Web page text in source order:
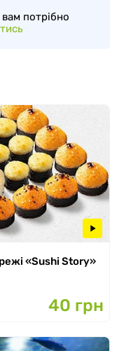
потрібно
«Sushi Story»
40 грн